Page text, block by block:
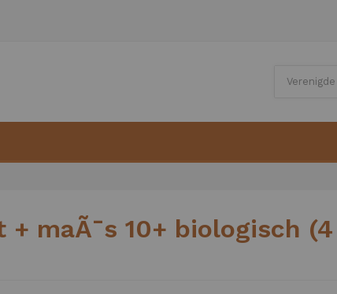
maÃ¯s 10+ biologisch (4